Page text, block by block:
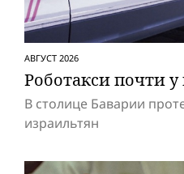
АВГУСТ 2026
Роботакси почти у
В столице Баварии
израильтян